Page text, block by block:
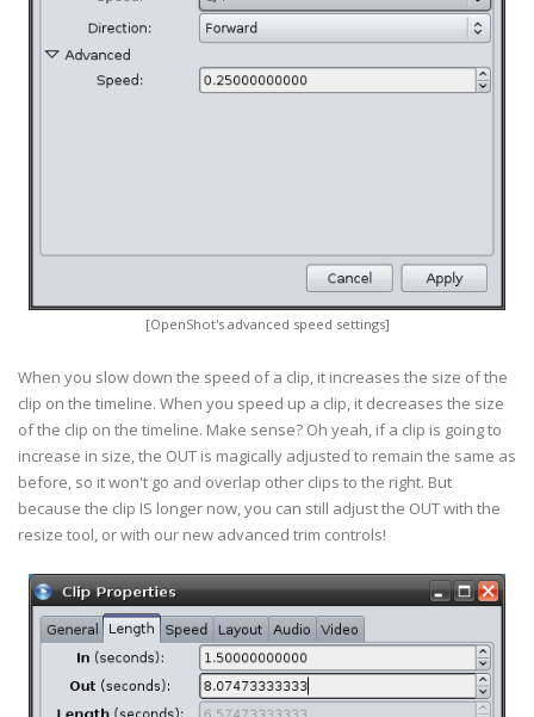
[OpenShot's advanced speed settings]
When you slow down the speed of a clip, it increases the size of the
clip on the timeline. When you speed up a clip, it decreases the size
of the clip on the timeline. Make sense? Oh yeah, if a clip is going to
increase in size, the OUT is magically adjusted to remain the same as
before, so it won't go and overlap other clips to the right. But
because the clip IS longer now, you can still adjust the OUT with the
resize tool, or with our new advanced trim controls!